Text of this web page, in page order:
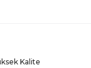
Kalite